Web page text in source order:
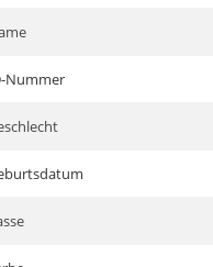
Nummer